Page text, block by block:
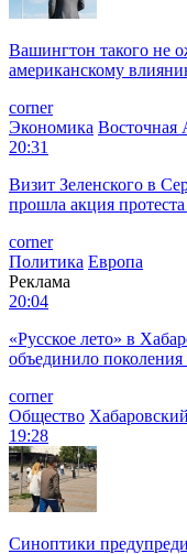
Вашингтон такого не
американскому
corner
Экономика Восточная
20:31
Визит Зеленского в
прошла акция
corner
Политика Европа
Реклама
20:04
«Русское лето» в
объединило
corner
Общество
19:28
Синоптики